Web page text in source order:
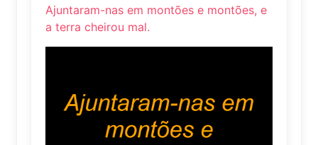
Ajuntaram-nas em montões e montões, e
a terra cheirou mal.